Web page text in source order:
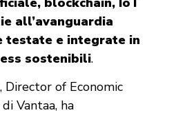
all’avanguardia
testate e integrate in
sostenibili.
Director of Economic
Vantaa, ha